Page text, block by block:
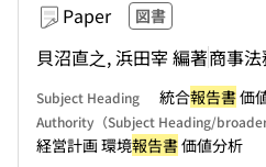
Paper 図書
貝沼直之, 浜田宰 編著商事
Subject Heading 統合報告書価
Authority（Subject Heading/
経営計画 環境報告書価値分析